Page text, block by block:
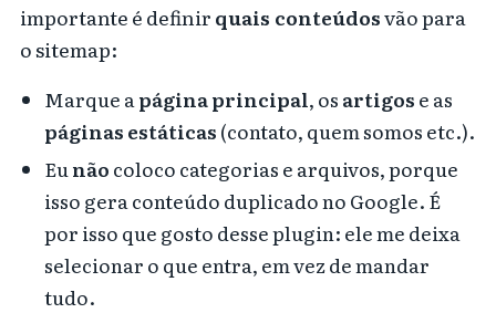
importante é definirquais conteúdosvão para
o sitemap:
Marque a página principal, os artigos e as
páginas estáticas (contato, quem somos etc.).
Eunão coloco categorias e arquivos, porque
isso gera conteúdo duplicado no Google. É
por isso que gosto desse plugin: ele me deixa
selecionar o que entra, em vez de mandar
tudo.